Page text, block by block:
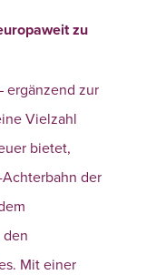
zu
ergänzend zur
Vielzahl
bietet,
der
Mit einer